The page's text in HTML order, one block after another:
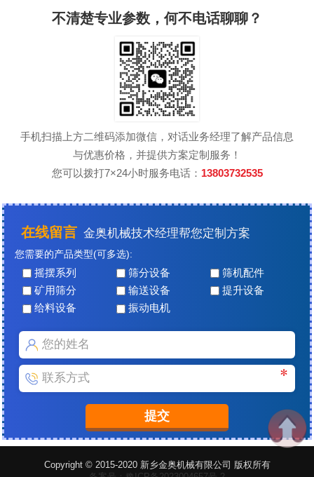
不清楚专业参数，何不电话聊聊？
手机扫描上方二维码添加微信，对话业务经理了解产品信息
与优惠价格，并提供方案定制服务！
您可以拨打7×24小时服务电话： 13803732535
在线留言 金奥机械技术经理帮您定制方案
您需要的产品类型(可多选):
摇摆系列 筛分设备
筛机配件
矿用筛分
输送设备
提升设备
给料设备
振动电机
Copyright © 2015-2020 新乡金奥机械有限公司 版权所有